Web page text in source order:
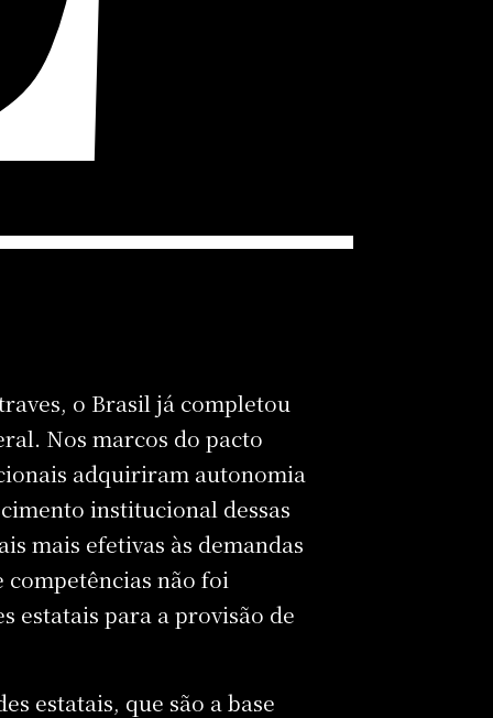
o Brasil já completou
Nos marcos do pacto
adquiriram autonomia
institucional dessas
mais efetivas às demandas
competências não foi
estatais para a provisão de
estatais, que são a base